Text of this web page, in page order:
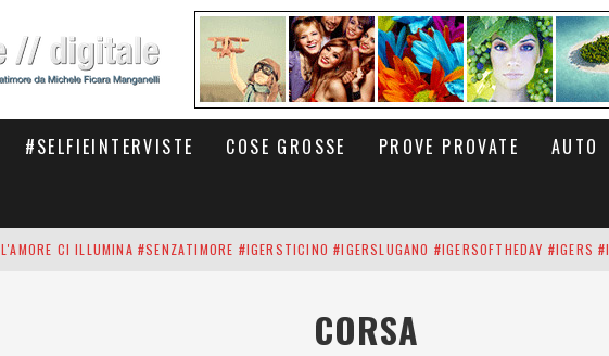
#SELFIEINTERVISTE COSE GROSSE PROVE PROVATE AUTO
L'AMORE CI ILLUMINA #SENZATIMORE #IGERSTICINO #IGERSLUGANO #IGERSOFTHEDAY #IGERS
THE NEW #ASICS #RUNNING #SHOES IN MY HANDS #SENZATIMORE #IGERS #IGERSMILANO
CORSA